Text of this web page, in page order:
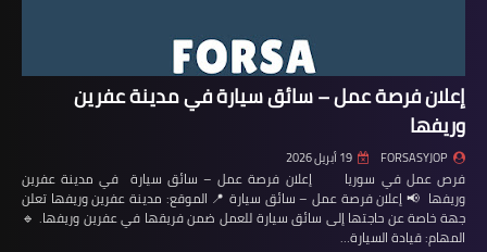
إعلان فرصة عمل – سائق سيارة في مدينة عفرين
وريفها
FORSASYJOP 19 أبريل 2026
فرص عمل في سوريا إعلان فرصة عمل – سائق سيارة في مدينة عفرين
وريفها 📢 إعلان فرصة عمل – سائق سيارة 📍 الموقع: مدينة عفرين وريفها تعلن
جهة خاصة عن حاجتها إلى سائق سيارة للعمل ضمن فريقها في عفرين وريفها. 🔹
المهام: قيادة السيارة…